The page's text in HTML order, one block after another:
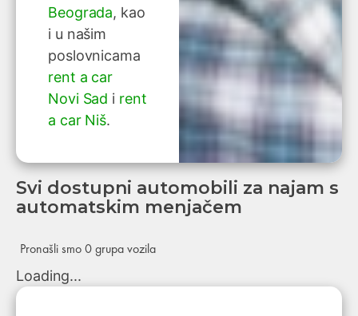
Beograda, kao
i u našim
poslovnicama
rent a car
Novi Sad i rent
a car Niš.
Svi dostupni automobili za najam s
automatskim menjačem
Pronašli smo 0 grupa vozila
Loading...